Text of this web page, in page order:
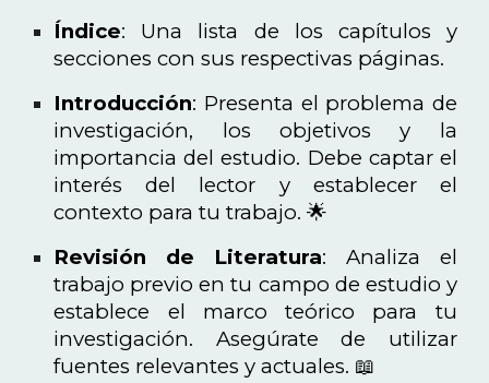
Índice: Una lista de los capítulos y
secciones con sus respectivas páginas.
Introducción: Presenta el problema de
investigación, los objetivos y la
importancia del estudio. Debe captar el
interés del lector y establecer el
contexto para tu trabajo. 🌟
Revisión de Literatura: Analiza el
trabajo previo en tu campo de estudio y
establece el marco teórico para tu
investigación. Asegúrate de utilizar
fuentes relevantes y actuales. 📖